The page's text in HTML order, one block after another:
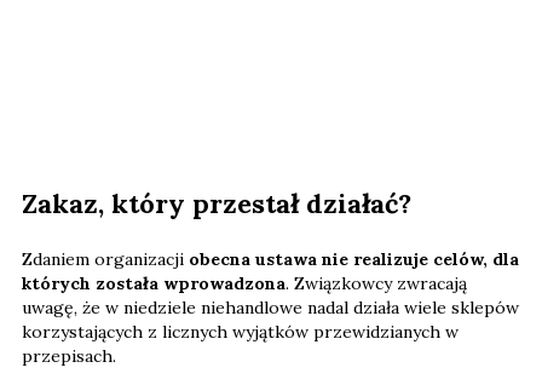
Zakaz, który przestał działać?
Zdaniem organizacji obecna ustawa nie realizuje celów, dla
których została wprowadzona. Związkowcy zwracają
uwagę, że w niedziele niehandlowe nadal działa wiele sklepów
korzystających z licznych wyjątków przewidzianych w
przepisach.